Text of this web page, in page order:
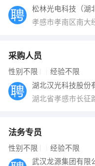
松林光电科技（湖
孝感市孝南区南大
采购人员
性别不限 经验不限
湖北汉光科技股份
湖北省孝感市长征
法务专员
性别不限 经验不限
武汉龙源集团有限